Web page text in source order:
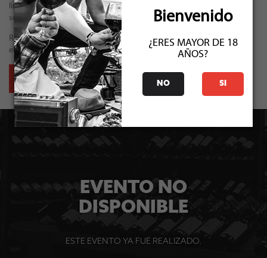
limitados, donde cada tiempo revela una historia de terroir, cultura y
sensaciones.
Reserva tu lugar y sé parte de una velada que celebra la identidad, la
elegancia y el encuentro entre la tierra, el mar y los sentidos.
RECOMENDAR EVENTO
EVENTO NO
DISPONIBLE
ESTE EVENTO YA FUE REALIZADO.
Bienvenido
¿ERES MAYOR DE 18
AÑOS?
NO SI